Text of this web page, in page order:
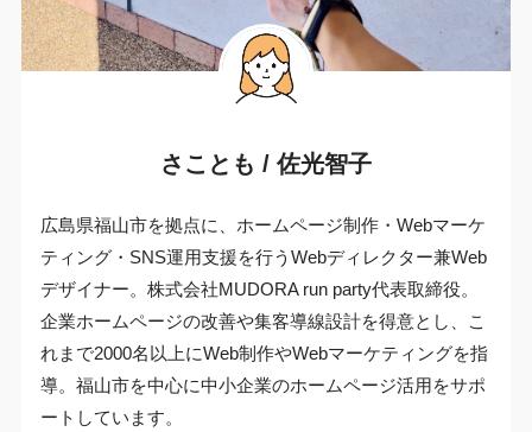
さことも / 佐光智子
広島県福山市を拠点に、ホームページ制作・Webマーケ
ティング・SNS運用支援を行うWebディレクター兼Web
デザイナー。株式会社MUDORA run party代表取締役。
企業ホームページの改善や集客導線設計を得意とし、こ
れまで2000名以上にWeb制作やWebマーケティングを指
導。福山市を中心に中小企業のホームページ活用をサポ
ートしています。